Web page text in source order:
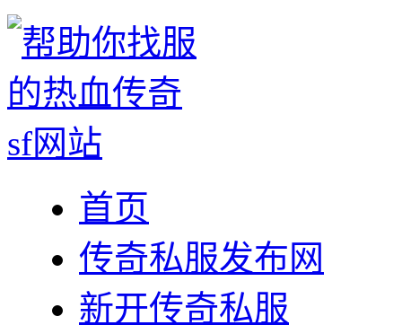
首页
传奇私服发布网
新开传奇私服